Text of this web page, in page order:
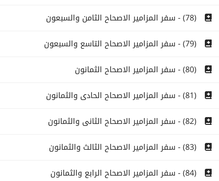
(78) - سفر المزامير الاصحاح الثامن والسبعون
(79) - سفر المزامير الاصحاح التاسع والسبعون
(80) - سفر المزامير الاصحاح الثمانون
(81) - سفر المزامير الاصحاح الحادى والثمانون
(82) - سفر المزامير الاصحاح الثانى والثمانون
(83) - سفر المزامير الاصحاح الثالث والثمانون
(84) - سفر المزامير الاصحاح الرابع والثمانون